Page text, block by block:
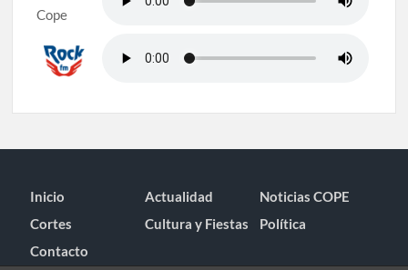
Inicio Actualidad
Noticias COPE
Cortes
Cultura y Fiestas
Política
Contacto